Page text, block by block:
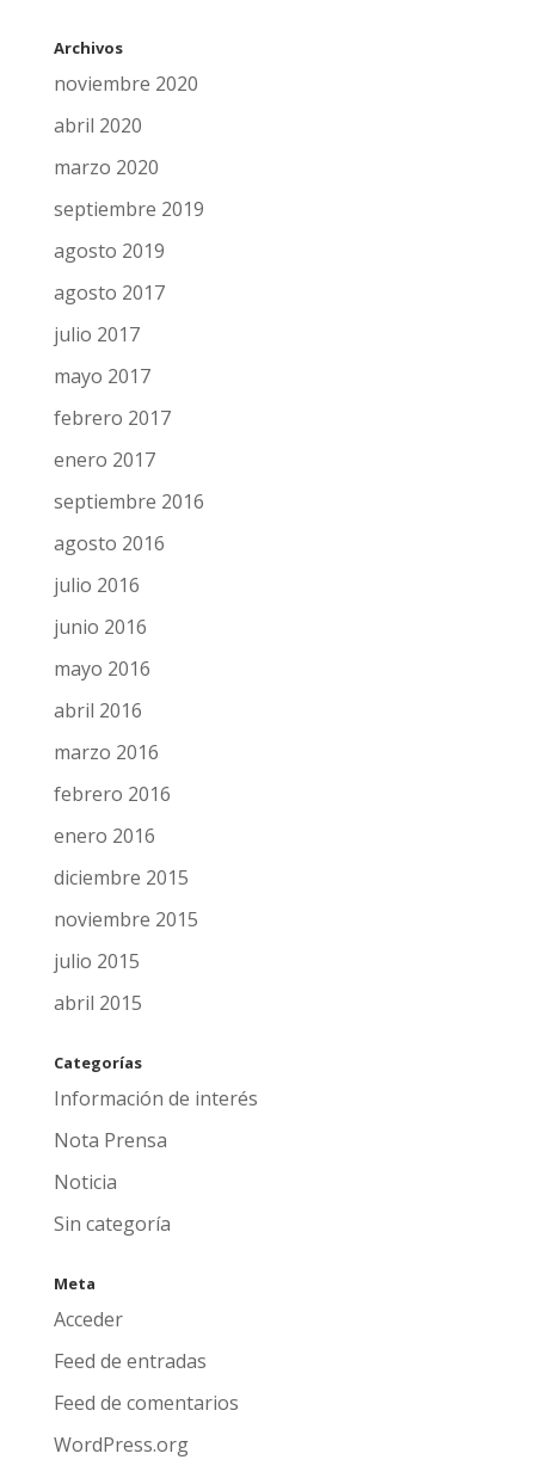
Archivos
noviembre 2020
abril 2020
marzo 2020
septiembre 2019
agosto 2019
agosto 2017
julio 2017
mayo 2017
febrero 2017
enero 2017
septiembre 2016
agosto 2016
julio 2016
junio 2016
mayo 2016
abril 2016
marzo 2016
febrero 2016
enero 2016
diciembre 2015
noviembre 2015
julio 2015
abril 2015
Categorías
Información de interés
Nota Prensa
Noticia
Sin categoría
Meta
Acceder
Feed de entradas
Feed de comentarios
WordPress.org